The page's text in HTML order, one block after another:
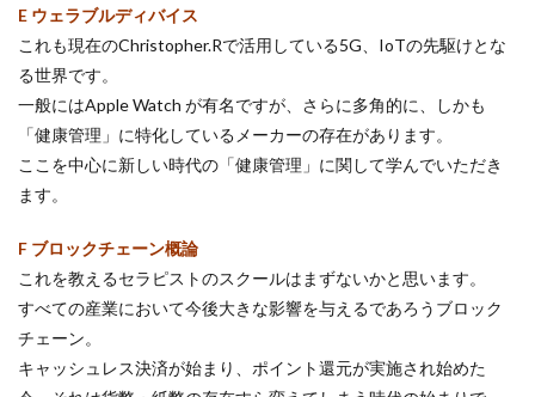
E ウェラブルディバイス
これも現在のChristopher.Rで活用している5G、IoTの先駆けとな
る世界です。
一般にはApple Watch が有名ですが、さらに多角的に、しかも
「健康管理」に特化しているメーカーの存在があります。
ここを中心に新しい時代の「健康管理」に関して学んでいただき
ます。
F ブロックチェーン概論
これを教えるセラピストのスクールはまずないかと思います。
すべての産業において今後大きな影響を与えるであろうブロック
チェーン。
キャッシュレス決済が始まり、ポイント還元が実施され始めた